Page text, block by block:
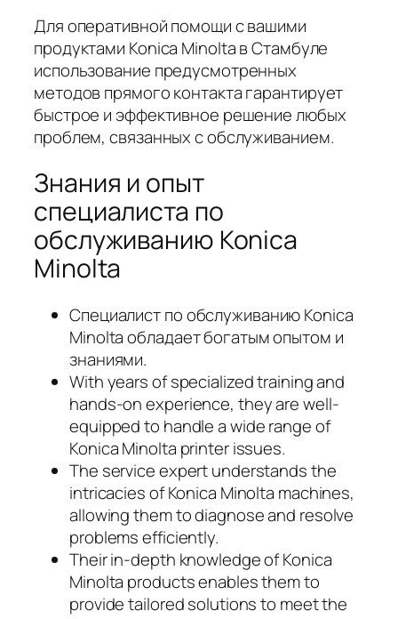
Для оперативной помощи с вашими
продуктами Konica Minolta в Стамбуле
использование предусмотренных
методов прямого контакта гарантирует
быстрое и эффективное решение любых
проблем, связанных с обслуживанием.
Знания и опыт
специалиста по
обслуживанию Konica
Minolta
Специалист по обслуживанию Konica
Minolta обладает богатым опытом и
знаниями.
With years of specialized training and
hands-on experience, they are well-
equipped to handle a wide range of
Konica Minolta printer issues.
The service expert understands the
intricacies of Konica Minolta machines,
allowing them to diagnose and resolve
problems efficiently.
Their in-depth knowledge of Konica
Minolta products enables them to
provide tailored solutions to meet the